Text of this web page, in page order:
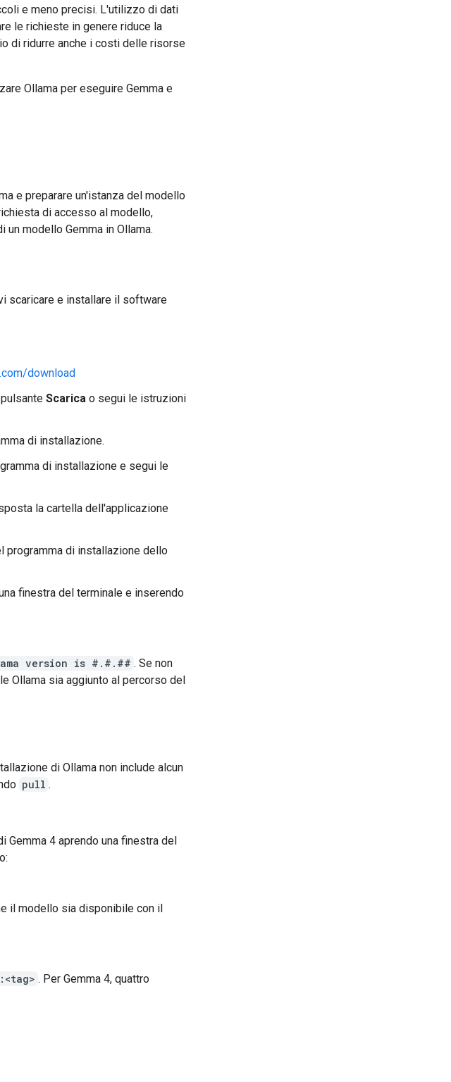
e meno precisi. L'utilizzo di dati
le richieste in genere riduce la
di ridurre anche i costi delle risorse
Ollama per eseguire Gemma e
e preparare un'istanza del modello
di accesso al modello,
modello Gemma in Ollama.
scaricare e installare il software
download
Scarica o segui le istruzioni
di installazione.
di installazione e segui le
la cartella dell'applicazione
programma di installazione dello
finestra del terminale e inserendo
version is #.#.## . Se non
Ollama sia aggiunto al percorso del
di Ollama non include alcun
pull .
Gemma 4 aprendo una finestra del
il modello sia disponibile con il
. Per Gemma 4, quattro